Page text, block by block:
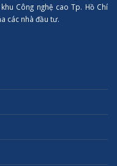
Công nghệ cao Tp. Hồ Chí
các nhà đầu tư.